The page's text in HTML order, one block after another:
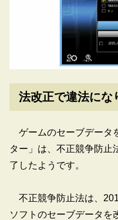
法改正で違法にな
ゲームのセーブデータ
ター」は、不正競争防止
了したようです。
不正競争防止法は、
ソフトのセーブデータを